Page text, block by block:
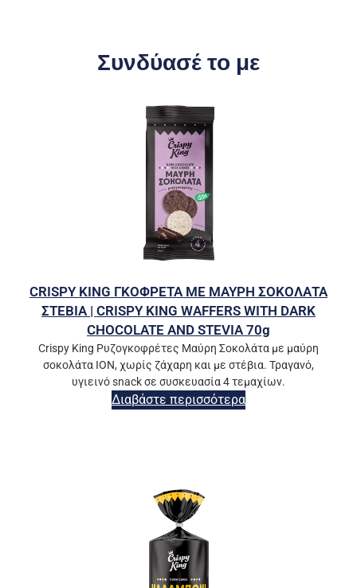
Συνδύασέ το με
CRISPY KING ΓΚΟΦΡΕΤΑ ΜΕ ΜΑΥΡΗ ΣΟΚΟΛΑΤΑ
ΣΤΕΒΙΑ | CRISPY KING WAFFERS WITH DARK
CHOCOLATE AND STEVIA 70g
Crispy King Ρυζογκοφρέτες Μαύρη Σοκολάτα με μαύρη
σοκολάτα ΙΟΝ, χωρίς ζάχαρη και με στέβια. Τραγανό,
υγιεινό snack σε συσκευασία 4 τεμαχίων.
Διαβάστε περισσότερα